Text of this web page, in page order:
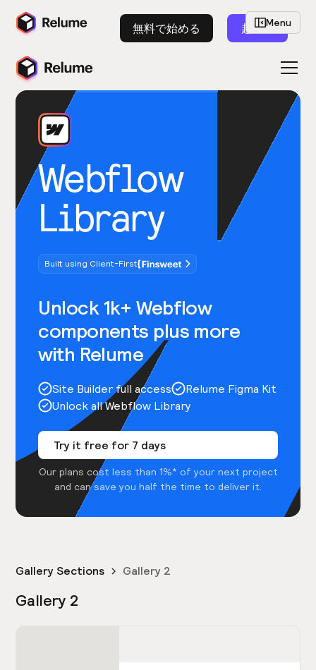
無料で始める 起動
Webflow
Library
Built using Client-First
Unlock 1k+ Webflow
components plus more
with Relume
Site Builder full access
Relume Figma Kit
Unlock all Webflow Library
Try it free for 7 days
Our plans cost less than 1%* of your next project
and can save you half the time to deliver it.
Menu
Gallery Sections Gallery 2
Gallery 2